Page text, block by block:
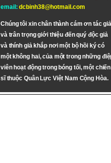
email:dcbinh38@hotmail.com
Chúng tôi xin chân thành cám ơn tác giả
và trân trọng giới thiệu đến quý độc giả
và thính giả khắp nơi một bộ hồi ký có
một không hai, của một trong những
viên hoạt động trong bóng tối, một chiến
sĩ thuộc Quân Lực Việt Nam Cộng Hòa.